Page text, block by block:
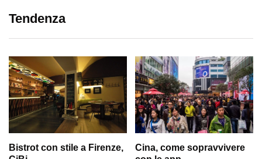
Tendenza
Bistrot con stile a Firenze,
Cina, come sopravvivere